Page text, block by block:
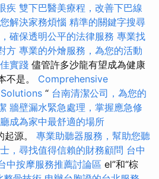
疾 雙下巴醫美療程，改善下巴線
解決家務煩惱 精準的關鍵字搜尋
確保透明公平的法律服務 專業找
方 專業的外燴服務，為您的活動
實踐 儘管許多沙龍有望成為健康
不是。 Comprehensive
“ 台南清潔公司，為您的
牆壁漏水緊急處理，掌握應急修
成為家中最舒適的場所
起源。 專業助聽器服務，幫助您聽
，尋找值得信賴的財務顧問 台中
中按摩服務推薦討論區 el”和“棕